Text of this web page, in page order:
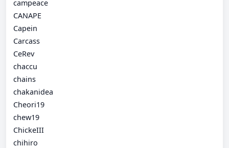
campeace
CANAPE
Capein
Carcass
CeRev
chaccu
chains
chakanidea
Cheori19
chew19
ChickeIII
chihiro